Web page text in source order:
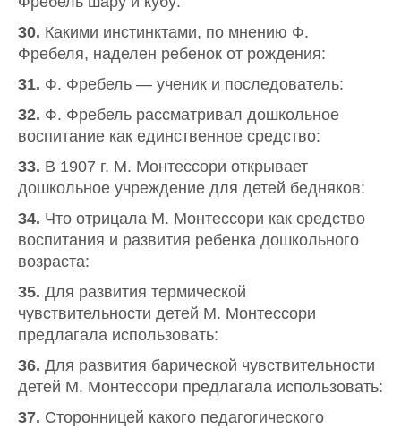
30. Какими инстинктами, по мнению Ф.
Фребеля, наделен ребенок от рождения:
31. Ф. Фребель — ученик и последователь:
32. Ф. Фребель рассматривал дошкольное
воспитание как единственное средство:
33. В 1907 г. М. Монтессори открывает
дошкольное учреждение для детей бедняков:
34. Что отрицала М. Монтессори как средство
воспитания и развития ребенка дошкольного
возраста:
35. Для развития термической
чувствительности детей М. Монтессори
предлагала использовать:
36. Для развития барической чувствительности
детей М. Монтессори предлагала использовать:
37. Сторонницей какого педагогического